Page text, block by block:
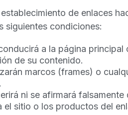
de enlaces
siguientes condiciones:
a la página
de su contenido.
marcos (frames) o
ni se afirmará
el sitio o los productos del